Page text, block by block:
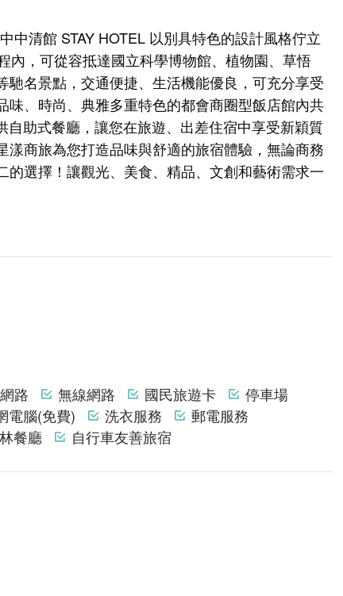
中清館 STAY HOTEL 以別具特色的設計風格佇立
內，可從容抵達國立科學博物館、植物園、草悟
名景點，交通便捷、生活機能優良，可充分享受
、時尚、典雅多重特色的都會商圈型飯店館內共
助式餐廳，讓您在旅遊、出差住宿中享受新穎質
商旅為您打造品味與舒適的旅宿體驗，無論商務
選擇！讓觀光、美食、精品、文創和藝術需求一
路 無線網路 國民旅遊卡
停車場
電腦(免費) 洗衣服務
郵電服務
餐廳 自行車友善旅宿